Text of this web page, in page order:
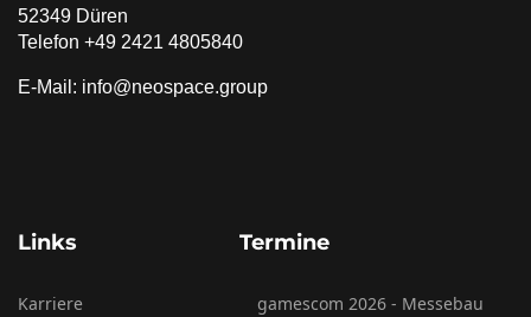
52349 Düren
Telefon +49 2421 4805840
E-Mail: info@neospace.group
Links
Karriere
Termine
gamescom 2026 - Messebau